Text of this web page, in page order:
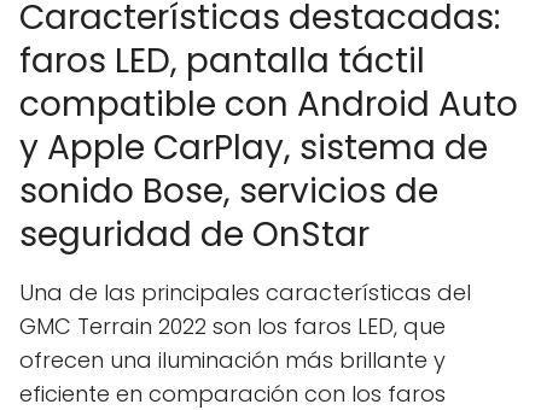
Características destacadas:
faros LED, pantalla táctil
compatible con Android Auto
y Apple CarPlay, sistema de
sonido Bose, servicios de
seguridad de OnStar
Una de las principales características del
GMC Terrain 2022 son los faros LED, que
ofrecen una iluminación más brillante y
eficiente en comparación con los faros